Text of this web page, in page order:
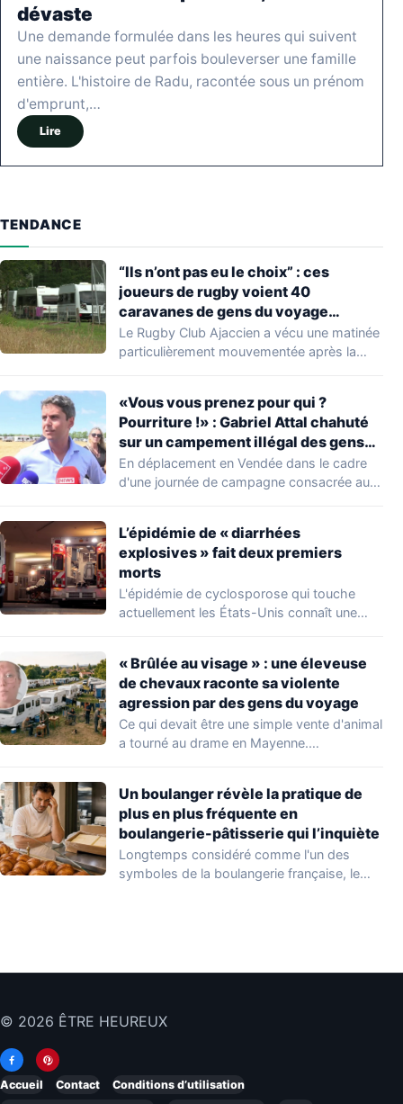
dévaste
Une demande formulée dans les heures qui suivent
une naissance peut parfois bouleverser une famille
entière. L'histoire de Radu, racontée sous un prénom
d'emprunt,…
Lire
TENDANCE
“Ils n’ont pas eu le choix” : ces
joueurs de rugby voient 40
caravanes de gens du voyage
s’installer dans leur stade, ils les
délogent en moins d’1 heure
Le Rugby Club Ajaccien a vécu une matinée
particulièrement mouvementée après la
«Vous vous prenez pour qui ?
Pourriture !» : Gabriel Attal chahuté
sur un campement illégal des gens
du voyage
En déplacement en Vendée dans le cadre
d'une journée de campagne consacrée aux
L’épidémie de « diarrhées
explosives » fait deux premiers
morts
L'épidémie de cyclosporose qui touche
actuellement les États-Unis connaît une
« Brûlée au visage » : une éleveuse
de chevaux raconte sa violente
agression par des gens du voyage
Ce qui devait être une simple vente d'animal
a tourné au drame en Mayenne.…
Un boulanger révèle la pratique de
plus en plus fréquente en
boulangerie-pâtisserie qui l’inquiète
Longtemps considéré comme l'un des
symboles de la boulangerie française, le
© 2026 ÊTRE HEUREUX
Accueil Contact
Conditions d’utilisation